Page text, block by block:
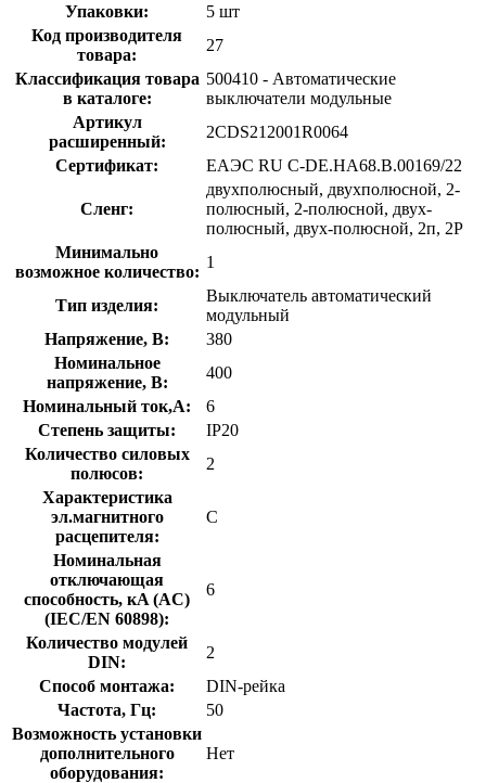
Упаковки:
5 шт
Код производителя
товара:
27
Классификация товара
в каталоге:
500410 - Автоматические
выключатели модульные
Артикул
расширенный:
2CDS212001R0064
Сертификат:
ЕАЭС RU С-DE.НА68.В.00169/22
Сленг:
двухполюсный, двухполюсной, 2-
полюсный, 2-полюсной, двух-
полюсный, двух-полюсной, 2п, 2P
Минимально
возможное количество:
1
Тип изделия:
Выключатель автоматический
модульный
Напряжение, В:
380
Номинальное
напряжение, В:
400
Номинальный ток,А:
6
Степень защиты:
IP20
Количество силовых
полюсов:
2
Характеристика
эл.магнитного
расцепителя:
C
Номинальная
отключающая
способность, кA (AC)
(IEC/EN 60898):
6
Количество модулей
DIN:
2
Способ монтажа:
DIN-рейка
Частота, Гц:
50
Возможность установки
дополнительного
оборудования:
Нет